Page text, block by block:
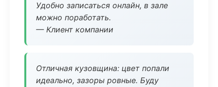
Удобно записаться онлайн, в зале
можно поработать.
— Клиент компании
Отличная кузовщина: цвет попали
идеально, зазоры ровные. Буду